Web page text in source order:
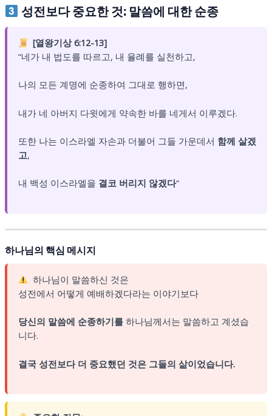
성전보다 중요한 것: 말씀에 대한 순종
[열왕기상 6:12-13]
“네가 내 법도를 따르고, 내 율례를 실천하고,
나의 모든 계명에 순종하여 그대로 행하면,
내가 네 아버지 다윗에게 약속한 바를 네게서 이루겠다.
또한 나는 이스라엘 자손과 더불어 그들 가운데서 함께 살겠
고,
내 백성 이스라엘을 결코 버리지 않겠다“
하나님의 핵심 메시지
하나님이 말씀하신 것은
성전에서 어떻게 예배하겠다라는 이야기보다
당신의 말씀에 순종하기를하나님께서는 말씀하고 계셨습
니다.
결국 성전보다 더 중요했던 것은 그들의 삶이었습니다.